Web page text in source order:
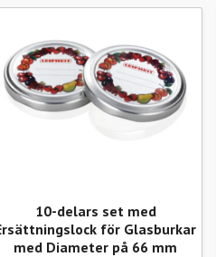
10-delars set med
för Glasburkar
med Diameter på 66 mm